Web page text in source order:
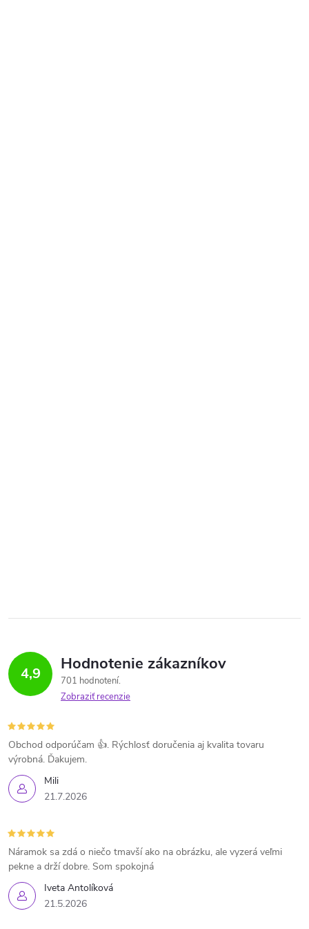
4,9 Hodnotenie zákazníkov
701 hodnotení
Zobraziť recenzie
Mili
21.7.2026
Obchod odporúčam 👍. Rýchlosť doručenia aj kvalita tovaru
výrobná. Ďakujem.
Iveta Antolíková
21.5.2026
Náramok sa zdá o niečo tmavší ako na obrázku, ale vyzerá veľmi
pekne a drží dobre. Som spokojná